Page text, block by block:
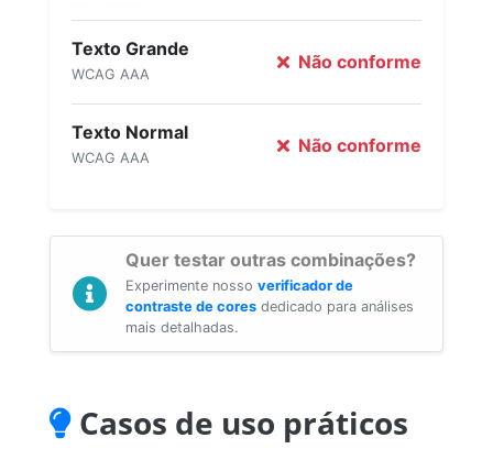
Texto Grande
WCAG AAA
Não conforme
Texto Normal
WCAG AAA
Não conforme
Quer testar outras combinações?
Experimente nosso verificador de
contraste de cores dedicado para análises
mais detalhadas.
Casos de uso práticos